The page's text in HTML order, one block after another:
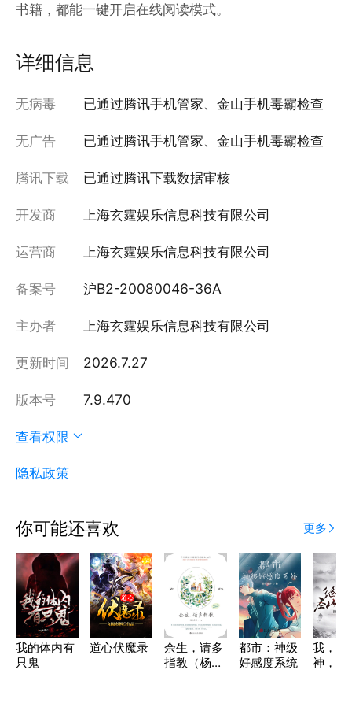
书籍，都能一键开启在线阅读模式。
详细信息
无病毒 已通过腾讯手机管家、金山手机毒霸检查
无广告 已通过腾讯手机管家、金山手机毒霸检查
腾讯下载 已通过腾讯下载数据审核
开发商 上海玄霆娱乐信息科技有限公司
运营商 上海玄霆娱乐信息科技有限公司
备案号 沪B2-20080046-36A
主办者 上海玄霆娱乐信息科技有限公司
更新时间 2026.7.27
版本号 7.9.470
查看权限
隐私政策
你可能还喜欢 更多
我的体内有
只鬼
道心伏魔录
余生，请多
指教（杨
都市：神级
好感度系统
我，绝
神，圣